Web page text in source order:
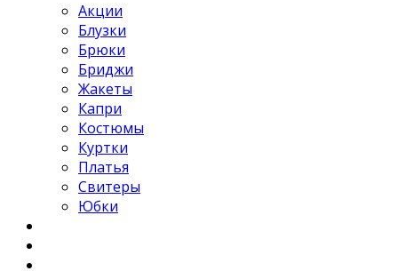
Акции
Блузки
Брюки
Бриджи
Жакеты
Капри
Костюмы
Куртки
Платья
Свитеры
Юбки